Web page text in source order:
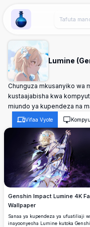
Wallpaper Alchemy
Lumine
Chunguza mkusanyiko wa
kustaajabisha kwa
miundo ya kupendeza na
Vifaa Vyote
Genshin Impact Lumine 4K
Wallpaper
Sanaa ya kupendeza ya ufuatiliaji
inayoonyesha Lumine kutoka